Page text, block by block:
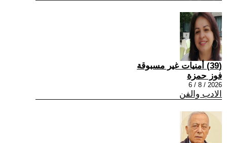
(39) أمنيات غير مسبوقة
فوز حمزة
2026 / 8 / 6
الادب والفن